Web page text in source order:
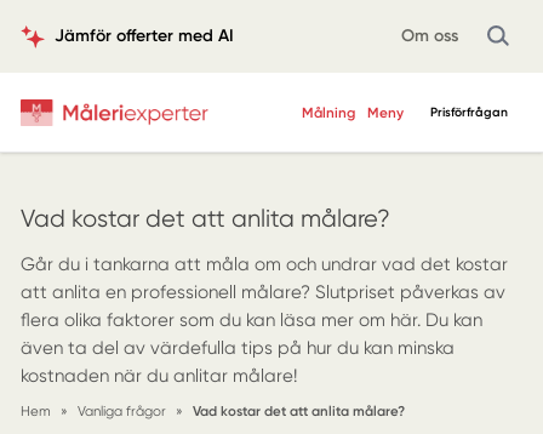
Jämför offerter med AI Om oss
Målning Meny Prisförfrågan
Vad kostar det att anlita målare?
Går du i tankarna att måla om och undrar vad det kostar
att anlita en professionell målare? Slutpriset påverkas av
flera olika faktorer som du kan läsa mer om här. Du kan
även ta del av värdefulla tips på hur du kan minska
kostnaden när du anlitar målare!
Hem » Vanliga frågor » Vad kostar det att anlita målare?